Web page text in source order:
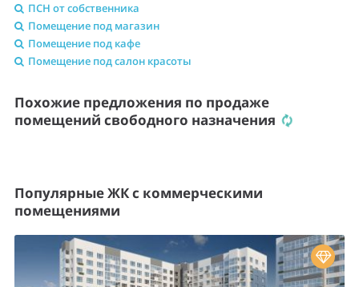
ПСН от собственника
Помещение под магазин
Помещение под кафе
Помещение под салон красоты
Похожие предложения по продаже
помещений свободного назначения
Популярные ЖК с коммерческими
помещениями